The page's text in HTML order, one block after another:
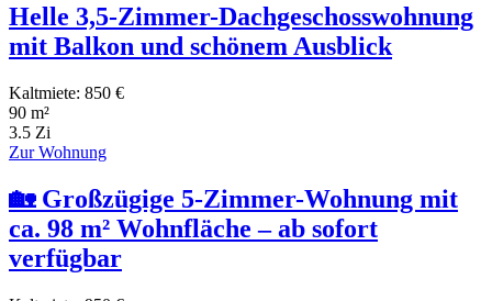
Helle 3,5-Zimmer-Dachgeschosswohnung
mit Balkon und schönem Ausblick
Kaltmiete: 850 €
90 m²
3.5 Zi
Zur Wohnung
🏡 Großzügige 5-Zimmer-Wohnung mit
ca. 98 m² Wohnfläche – ab sofort
verfügbar